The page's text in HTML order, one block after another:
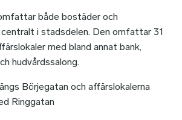
både bostäder och
i stadsdelen. Den omfattar 31
med bland annat bank,
hudvårdssalong.
Börjegatan och affärslokalerna
Ringgatan